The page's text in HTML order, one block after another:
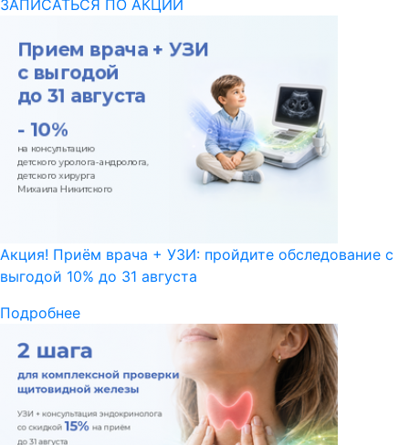
ЗАПИСАТЬСЯ ПО АКЦИИ
Акция! Приём врача + УЗИ: пройдите обследование с
выгодой 10% до 31 августа
Подробнее